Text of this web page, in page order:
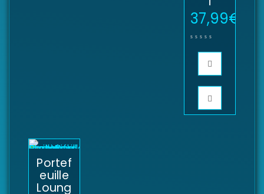
37,99€
Portef
euille
Loung